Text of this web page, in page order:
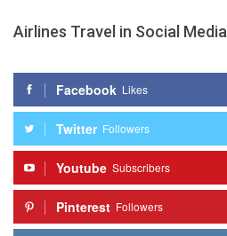
Airlines Travel in Social Media
Facebook Likes
Twitter Followers
Youtube Subscribers
Pinterest Followers